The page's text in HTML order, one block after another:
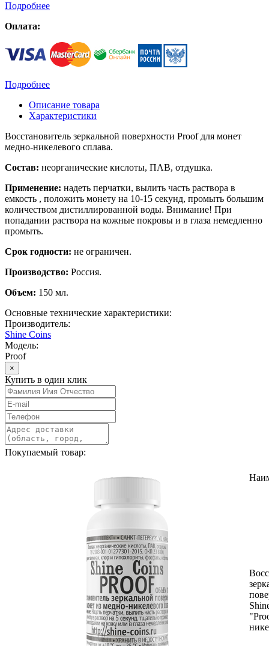
Подробнее
Оплата:
Подробнее
Описание товара
Характеристики
Восстановитель зеркальной поверхности Proof для монет
медно-никелевого сплава.
Состав: неорганические кислоты, ПАВ, отдушка.
Применение: надеть перчатки, вылить часть раствора в
емкость , положить монету на 10-15 секунд, промыть большим
количеством дистиллированной воды. Внимание! При
попадании раствора на кожные покровы и в глаза немедленно
промыть.
Cpoĸ гoднocти: нe oгpaничeн.
Πpoизвoдcтвo: Poccия.
Объем: 150 мл.
Основные технические характеристики:
Производитель:
Shine Coins
Модель:
Proof
×
Купить в один клик
Покупаемый товар: